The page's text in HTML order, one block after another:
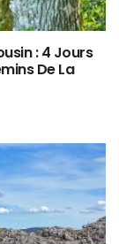
: 4 Jours
De La